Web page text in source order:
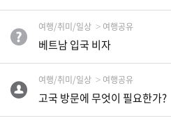
확
랍
니
여행/취미/일상 여행공유
베트남 입국 비자
여행/취미/일상 여행공유
고국 방문에 무엇이 필요한가?